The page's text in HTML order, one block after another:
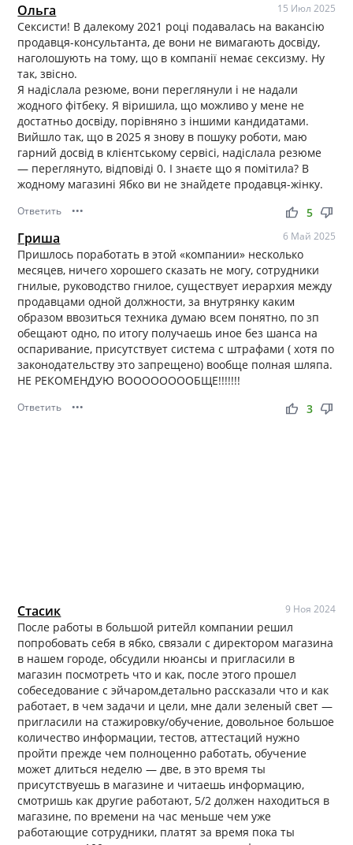
вершини та цілі. Вміння взаємодіяти в команді,
орієнтація на результат та ініціативність завжди буде
вашим козирем у рукаві.
Роботу в ЯБКО можна знайти в більш ніж 80-ти магазинах
у різних куточках України
Ольга 15 Июл 2025
Сексисти! В далекому 2021 році подавалась на вакансію
продавця-консультанта, де вони не вимагають досвіду,
наголошують на тому, що в компанії немає сексизму. Ну
так, звісно.
Я надіслала резюме, вони переглянули і не надали
жодного фітбеку. Я віришила, що можливо у мене не
достатньо досвіду, порівняно з іншими кандидатами.
Вийшло так, що в 2025 я знову в пошуку роботи, маю
гарний досвід в клієнтському сервісі, надіслала резюме
— переглянуто, відповіді 0. І знаєте що я помітила? В
жодному магазині Ябко ви не знайдете продавця-жінку.
Ответить ••• thumb_up thumb_down
5
Гриша 6 Май 2025
Пришлось поработать в этой «компании» несколько
месяцев, ничего хорошего сказать не могу, сотрудники
гнилые, руководство гнилое, существует иерархия между
продавцами одной должности, за внутрянку каким
образом ввозиться техника думаю всем понятно, по зп
обещают одно, по итогу получаешь иное без шанса на
оспаривание, присутствует система с штрафами ( хотя по
законодательству это запрещено) вообще полная шляпа.
НЕ РЕКОМЕНДУЮ ВООООООООБЩЕ!!!!!!!
Ответить ••• thumb_up thumb_down
3
Стасик 9 Ноя 2024
После работы в большой ритейл компании решил
попробовать себя в ябко, связали с директором магазина
в нашем городе, обсудили нюансы и пригласили в
магазин посмотреть что и как, после этого прошел
собеседование с эйчаром,детально рассказали что и как
работает, в чем задачи и цели, мне дали зеленый свет —
пригласили на стажировку/обучение, довольное большое
количество информации, тестов, аттестаций нужно
пройти прежде чем полноценно работать, обучение
может длиться неделю — две, в это время ты
присутствуешь в магазине и читаешь информацию,
смотришь как другие работают, 5/2 должен находиться в
магазине, по времени на час меньше чем уже
работающие сотрудники, платят за время пока ты